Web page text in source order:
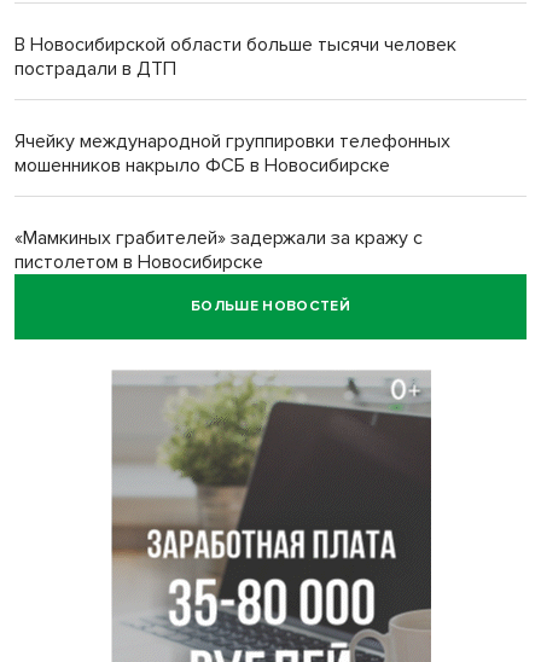
В Новосибирской области больше тысячи человек
пострадали в ДТП
Ячейку международной группировки телефонных
мошенников накрыло ФСБ в Новосибирске
«Мамкиных грабителей» задержали за кражу с
пистолетом в Новосибирске
Царь-томат из Новосибирска побил рекорд России по
В Новосибирской области начинается второй пик
активности клещей
Новосибирских дачников призвали накормить животных в
Движение на три месяца ограничат на трассе
«Новосибирск - Ленинск-Кузнецкий»
БОЛЬШЕ НОВОСТЕЙ